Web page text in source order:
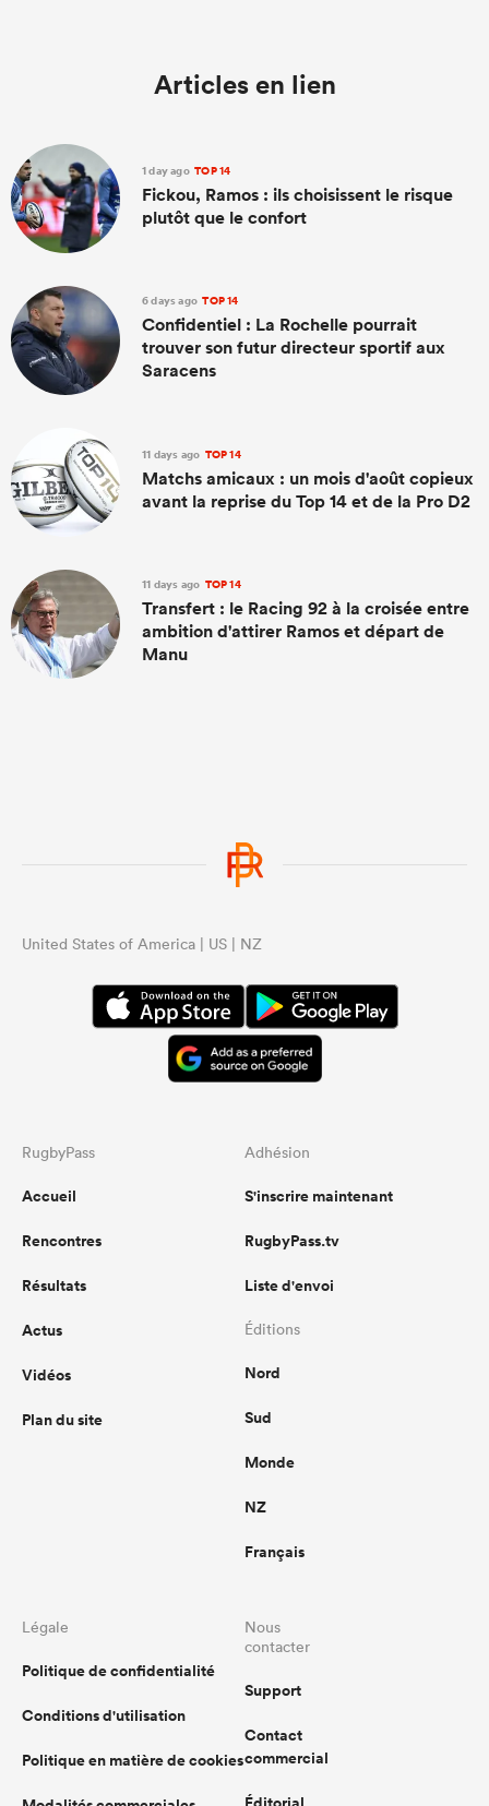
Articles en lien
1 day ago TOP 14
Fickou, Ramos : ils choisissent le risque
plutôt que le confort
6 days ago TOP 14
Confidentiel : La Rochelle pourrait
trouver son futur directeur sportif aux
Saracens
11 days ago TOP 14
Matchs amicaux : un mois d'août copieux
avant la reprise du Top 14 et de la Pro D2
11 days ago TOP 14
Transfert : le Racing 92 à la croisée entre
ambition d'attirer Ramos et départ de
Manu
United States of America | US | NZ
RugbyPass
Accueil
Rencontres
Résultats
Actus
Vidéos
Plan du site
Adhésion
S'inscrire maintenant
RugbyPass.tv
Liste d'envoi
Éditions
Nord
Sud
Monde
NZ
Français
Légale
Politique de confidentialité
Conditions d'utilisation
Politique en matière de cookies
Nous
contacter
Support
Contact
commercial